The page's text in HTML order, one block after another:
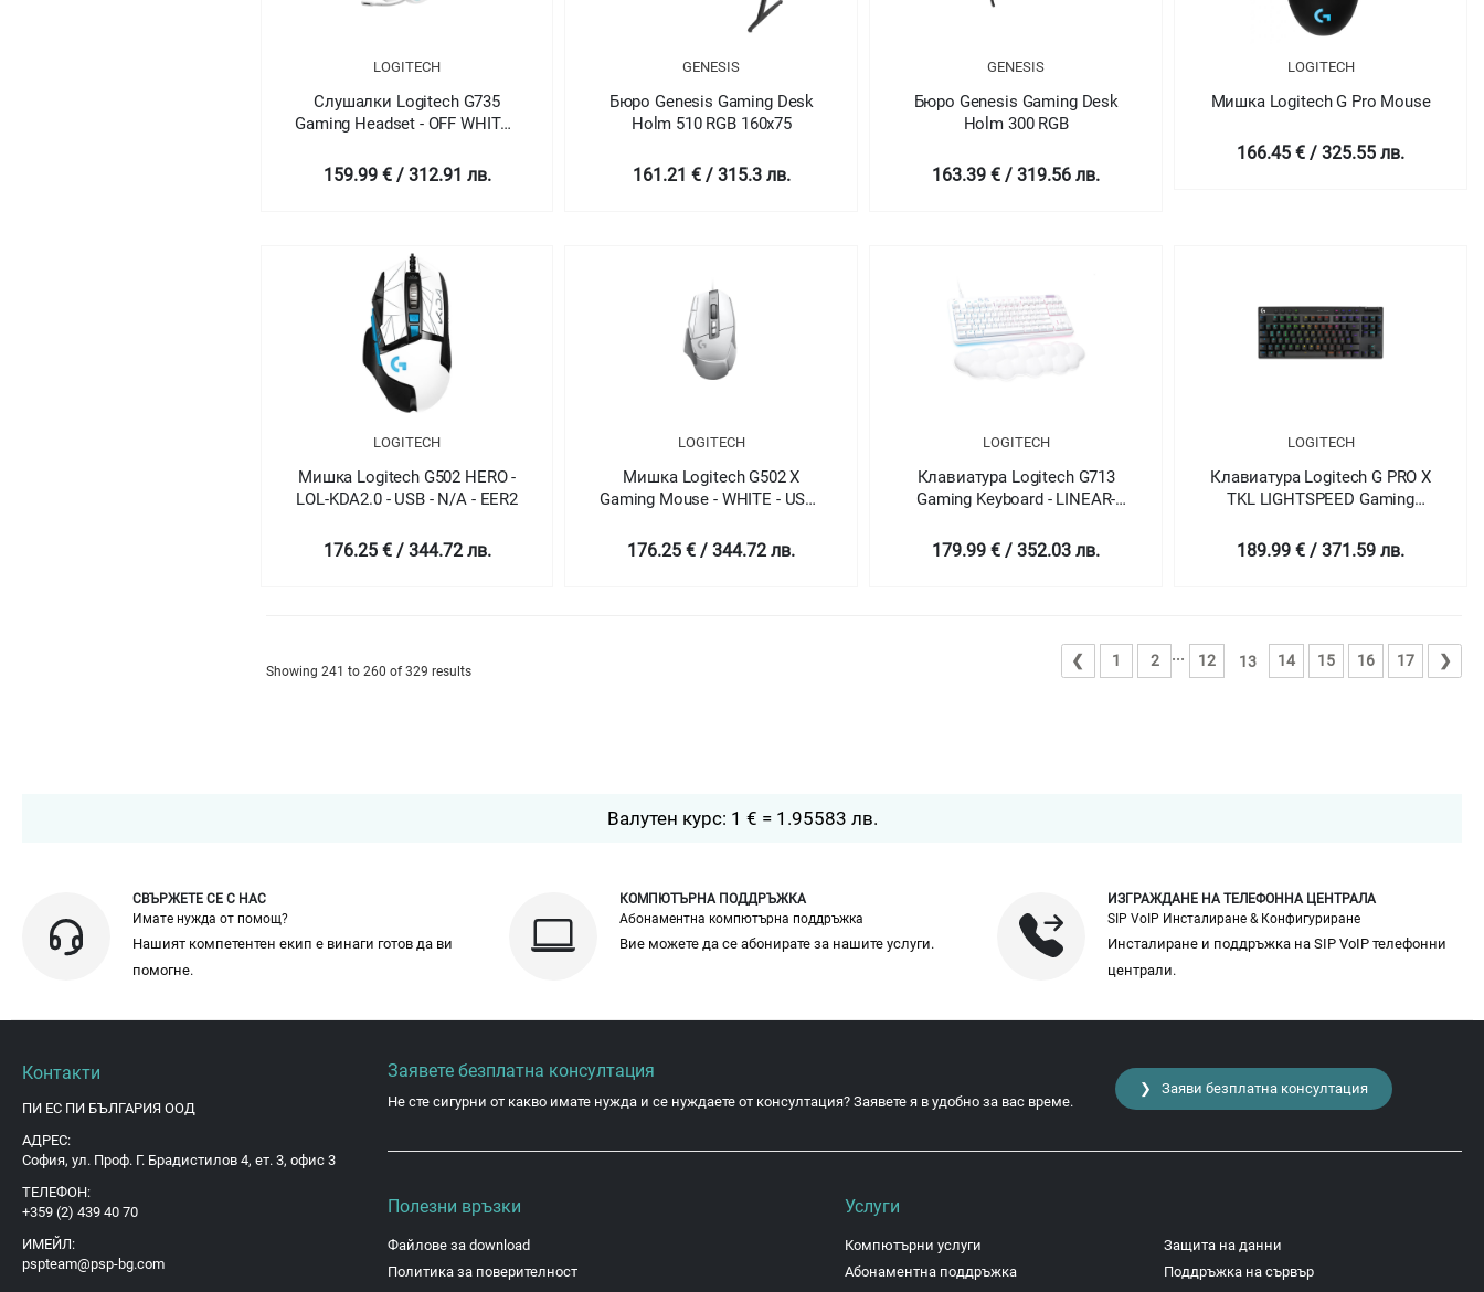
LOGITECH
Слушалки Logitech G735
Gaming Headset - OFF WHITE -
159.99 € / 312.91 лв.
GENESIS
Бюро Genesis Gaming Desk
Holm 510 RGB 160x75
161.21 € / 315.3 лв.
GENESIS
Бюро Genesis Gaming Desk
Holm 300 RGB
163.39 € / 319.56 лв.
LOGITECH
Мишка Logitech G Pro Mouse
166.45 € / 325.55 лв.
LOGITECH
Мишка Logitech G502 HERO -
LOL-KDA2.0 - USB - N/A - EER2
176.25 € / 344.72 лв.
LOGITECH
Мишка Logitech G502 X
Gaming Mouse - WHITE - USB -
176.25 € / 344.72 лв.
LOGITECH
Клавиатура Logitech G713
Gaming Keyboard - LINEAR-
179.99 € / 352.03 лв.
LOGITECH
Клавиатура Logitech G PRO X
TKL LIGHTSPEED Gaming
2.4GHZ/BT - N/A - EMEA28-
189.99 € / 371.59 лв.
Showing 241 to 260 of 329 results
❮ 1 2 ... 12 13 14 15 16 17 ❯
Валутен курс: 1 € = 1.95583 лв.
СВЪРЖЕТЕ СЕ С НАС
Имате нужда от помощ?
Нашият компетентен екип е винаги готов да ви
помогне.
КОМПЮТЪРНА ПОДДРЪЖКА
Абонаментна компютърна поддръжка
Вие можете да се абонирате за нашите услуги.
ИЗГРАЖДАНЕ НА ТЕЛЕФОННА ЦЕНТРАЛА
SIP VoIP Инсталиране & Конфигуриране
Инсталиране и поддръжка на SIP VoIP телефонни
централи.
Контакти
ПИ ЕС ПИ БЪЛГАРИЯ ООД
АДРЕС:
София, ул. Проф. Г. Брадистилов 4, ет. 3, офис 3
ТЕЛЕФОН:
+359 (2) 439 40 70
ИМЕЙЛ:
pspteam@psp-bg.com
Заявете безплатна консултация
Не сте сигурни от какво имате нужда и се нуждаете от консултация? Заявете я в удобно за вас време.
❯ Заяви безплатна консултация
Полезни връзки
Файлове за download
Политика за поверителност
Услуги
Компютърни услуги
Абонаментна поддръжка
Защита на данни
Поддръжка на сървър